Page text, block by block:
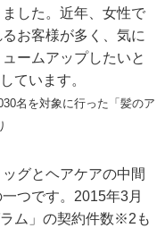
した。近年、女性で
お客様が多く、気に
ームアップしたいと
ています。
名を対象に行った「髪のア
グとヘアケアの中間
つです。2015年3月
ム」の契約件数※2も